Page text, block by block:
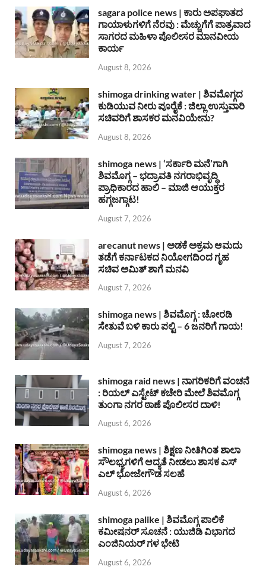
sagara police news | ಕಾರು ಅಪಘಾತದ
ಗಾಯಾಳುಗಳಿಗೆ ನೆರವು : ಮೆಚ್ಚುಗೆಗೆ ಪಾತ್ರವಾದ
ಸಾಗರದ ಮಹಿಳಾ ಪೊಲೀಸರ ಮಾನವೀಯ
ಕಾರ್ಯ
August 8, 2026
shimoga drinking water | ಶಿವಮೊಗ್ಗದ
ಕುಡಿಯುವ ನೀರು ಪೂರೈಕೆ : ಜಿಲ್ಲಾ ಉಸ್ತುವಾರಿ
ಸಚಿವರಿಗೆ ಶಾಸಕರ ಮನವಿಯೇನು?
August 8, 2026
shimoga news | ‘ಸರ್ಕಾರಿ ಮನೆ’ಗಾಗಿ
ಶಿವಮೊಗ್ಗ – ಭದ್ರಾವತಿ ನಗರಾಭಿವೃದ್ದಿ
ಪ್ರಾಧಿಕಾರದ ಹಾಲಿ – ಮಾಜಿ ಆಯುಕ್ತರ
ಹಗ್ಗಜಗ್ಗಾಟ!
August 7, 2026
arecanut news | ಅಡಕೆ ಅಕ್ರಮ ಆಮದು
ತಡೆಗೆ ಕರ್ನಾಟಕದ ನಿಯೋಗದಿಂದ ಗೃಹ
ಸಚಿವ ಅಮಿತ್ ಶಾಗೆ ಮನವಿ
August 7, 2026
shimoga news | ಶಿವಮೊಗ್ಗ : ಚೋರಡಿ
ಸೇತುವೆ ಬಳಿ ಕಾರು ಪಲ್ಟಿ – 6 ಜನರಿಗೆ ಗಾಯ!
August 7, 2026
shimoga raid news | ನಾಗರಿಕರಿಗೆ ವಂಚನೆ
: ರಿಯಲ್ ಎಸ್ಟೇಟ್ ಕಚೇರಿ ಮೇಲೆ ಶಿವಮೊಗ್ಗ
ತುಂಗಾ ನಗರ ಠಾಣೆ ಪೊಲೀಸರ ದಾಳಿ!
August 6, 2026
shimoga news | ಶಿಕ್ಷಣ ನೀತಿಗಿಂತ ಶಾಲಾ
ಸೌಲಭ್ಯಗಳಿಗೆ ಆದ್ಯತೆ ನೀಡಲು ಶಾಸಕ ಎಸ್
ಎಲ್ ಭೋಜೇಗೌಡ ಸಲಹೆ
August 6, 2026
shimoga palike | ಶಿವಮೊಗ್ಗ ಪಾಲಿಕೆ
ಕಮೀಷನರ್ ಸೂಚನೆ : ಯುಜಿಡಿ ವಿಭಾಗದ
ಎಂಜಿನಿಯರ್ ಗಳ ಭೇಟಿ
August 6, 2026